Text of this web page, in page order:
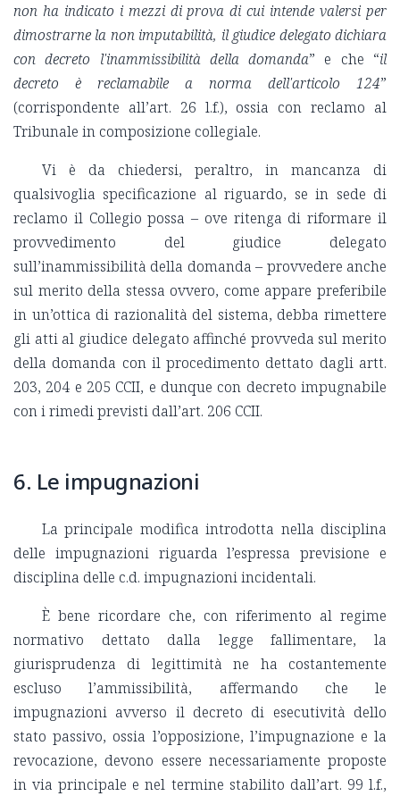
non ha indicato i mezzi di prova di cui intende valersi per
dimostrarne la non imputabilità, il giudice delegato dichiara
con decreto l'inammissibilità della domanda” e che “il
decreto è reclamabile a norma dell'articolo 124”
(corrispondente all’art. 26 l.f.), ossia con reclamo al
Tribunale in composizione collegiale.
Vi è da chiedersi, peraltro, in mancanza di
qualsivoglia specificazione al riguardo, se in sede di
reclamo il Collegio possa – ove ritenga di riformare il
provvedimento del giudice delegato
sull’inammissibilità della domanda – provvedere anche
sul merito della stessa ovvero, come appare preferibile
in un’ottica di razionalità del sistema, debba rimettere
gli atti al giudice delegato affinché provveda sul merito
della domanda con il procedimento dettato dagli artt.
203, 204 e 205 CCII, e dunque con decreto impugnabile
con i rimedi previsti dall’art. 206 CCII.
6. Le impugnazioni
La principale modifica introdotta nella disciplina
delle impugnazioni riguarda l’espressa previsione e
disciplina delle c.d. impugnazioni incidentali.
È bene ricordare che, con riferimento al regime
normativo dettato dalla legge fallimentare, la
giurisprudenza di legittimità ne ha costantemente
escluso l’ammissibilità, affermando che le
impugnazioni avverso il decreto di esecutività dello
stato passivo, ossia l’opposizione, l’impugnazione e la
revocazione, devono essere necessariamente proposte
in via principale e nel termine stabilito dall’art. 99 l.f.,